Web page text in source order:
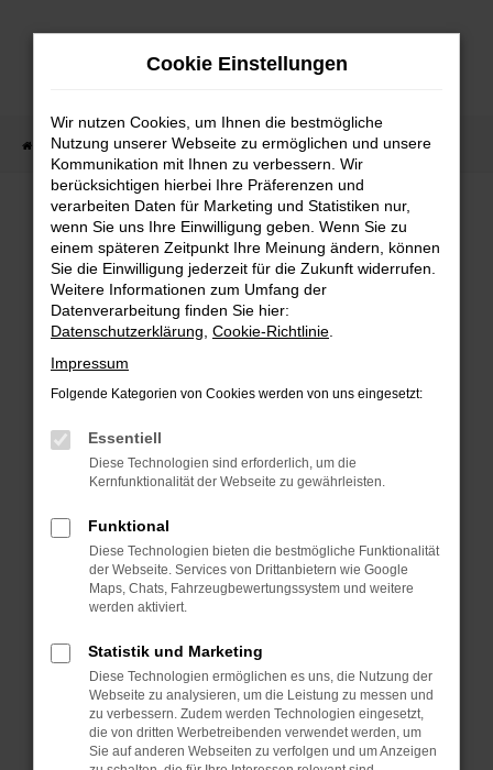
Zum
Startseite Fahrzeugverkauf Fahrzeug-Showroom
FEHLER: NETWORK ERROR
Beim Laden ist ein Fehler aufgetreten.
Hier sind ein paar Tipps, die dir helfen können:
Überprüfe deine Firewall und deine
Internetverbindung.
Laden andere Webseiten, zum Beispiel deine
Prüfe deine Browsererweiterungen.
Manche Erweiterungen, wie Werbeblocker,
verhindern. Funktioniert die Seite in einem
anderen Browser oder in einem privaten
Fenster?
Starte dein Gerät neu.
Probleme zu beheben.
Stelle sicher, dass dein Browser und dein
Betriebssystem auf dem neuesten Stand
sind.
Veraltete Software birgt nicht nur ein
Cookie Einstellungen
Wir nutzen Cookies, um Ihnen die bestmögliche
Nutzung unserer Webseite zu ermöglichen und unsere
Kommunikation mit Ihnen zu verbessern. Wir
berücksichtigen hierbei Ihre Präferenzen und
verarbeiten Daten für Marketing und Statistiken nur,
wenn Sie uns Ihre Einwilligung geben. Wenn Sie zu
einem späteren Zeitpunkt Ihre Meinung ändern, können
Sie die Einwilligung jederzeit für die Zukunft widerrufen.
Weitere Informationen zum Umfang der
Datenverarbeitung finden Sie hier:
Datenschutzerklärung Cookie-Richtlinie
Impressum
Folgende Kategorien von Cookies werden von uns eingesetzt:
Essentiell
Diese Technologien sind erforderlich, um die
Kernfunktionalität der Webseite zu gewährleisten.
Funktional
Diese Technologien bieten die bestmögliche Funktionalität
der Webseite. Services von Drittanbietern wie Google
Maps, Chats, Fahrzeugbewertungssystem und weitere
werden aktiviert.
Statistik und Marketing
Diese Technologien ermöglichen es uns, die Nutzung der
Webseite zu analysieren, um die Leistung zu messen und
zu verbessern. Zudem werden Technologien eingesetzt,
die von dritten Werbetreibenden verwendet werden, um
Sie auf anderen Webseiten zu verfolgen und um Anzeigen